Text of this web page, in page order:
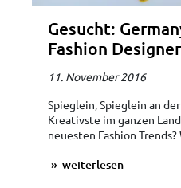
Gesucht:
Fashion
11. November 2016
Spieglein, Spieglein an
Kreativste im ganzen
neuesten Fashion
weiterlesen